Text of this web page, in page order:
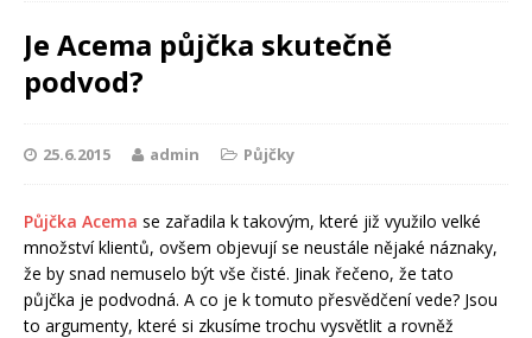
Je Acema půjčka skutečně
podvod?
25.6.2015 admin Půjčky
Půjčka Acema se zařadila k takovým, které již využilo velké
množství klientů, ovšem objevují se neustále nějaké náznaky,
že by snad nemuselo být vše čisté. Jinak řečeno, že tato
půjčka je podvodná. A co je k tomuto přesvědčení vede? Jsou
to argumenty, které si zkusíme trochu vysvětlit a rovněž